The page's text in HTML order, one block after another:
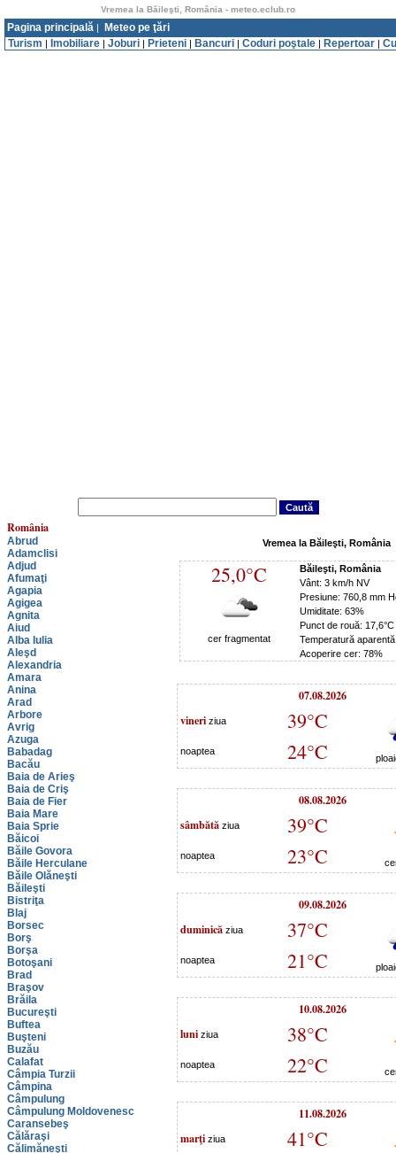
Vremea la Băileşti, România - meteo.eclub.ro
Pagina principală |
Meteo pe ţări
Turism | Imobiliare | Joburi | Prieteni | Bancuri | Coduri poştale | Repertoar |
România
Abrud
Adamclisi
Adjud
Afumaţi
Agapia
Agigea
Agnita
Aiud
Alba Iulia
Aleşd
Alexandria
Amara
Anina
Arad
Arbore
Avrig
Azuga
Babadag
Bacău
Baia de Arieş
Baia de Criş
Baia de Fier
Baia Mare
Baia Sprie
Băicoi
Băile Govora
Băile Herculane
Băile Olăneşti
Băileşti
Bistriţa
Blaj
Borsec
Borş
Borşa
Botoşani
Brad
Braşov
Brăila
Bucureşti
Buftea
Buşteni
Buzău
Calafat
Câmpia Turzii
Câmpina
Câmpulung
Câmpulung Moldovenesc
Caransebeş
Călăraşi
Călimăneşti
Vremea la Băileşti, România
25,0°C
cer fragmentat
Băileşti, România
Vânt: 3 km/h NV
Presiune: 760,8 mm
Umiditate: 63%
Punct de rouă: 17,6°C
Temperatură
Acoperire cer: 78%
07.08.2026
vineri ziua 39°C
noaptea 24°C
08.08.2026
sâmbătă ziua 39°C
noaptea 23°C
09.08.2026
duminică ziua 37°C
noaptea 21°C
10.08.2026
luni ziua 38°C
noaptea 22°C
11.08.2026
marţi ziua 41°C